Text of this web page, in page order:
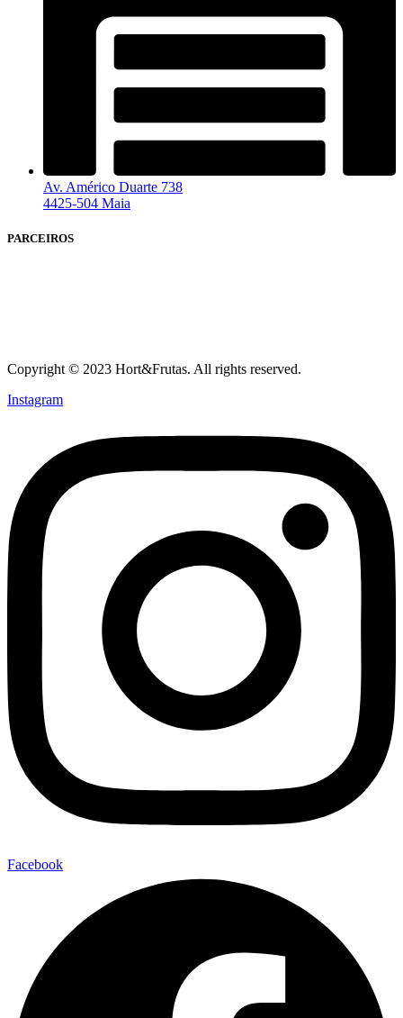
Av. Américo Duarte 738
4425-504 Maia
PARCEIROS
Copyright © 2023 Hort&Frutas. All rights reserved.
Instagram
Facebook